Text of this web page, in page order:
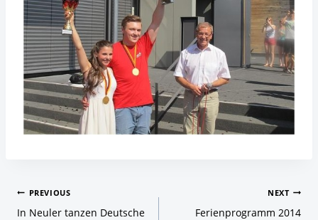
Beitragsnavigation
PREVIOUS
In Neuler tanzen Deutsche
NEXT
Ferienprogramm 2014